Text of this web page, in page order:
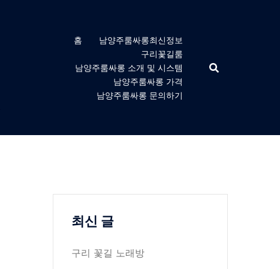
홈
남양주룸싸롱최신정보
구리꽃길룸
남양주룸싸롱 소개 및 시스템
남양주룸싸롱 가격
남양주룸싸롱 문의하기
최신 글
구리 꽃길 노래방